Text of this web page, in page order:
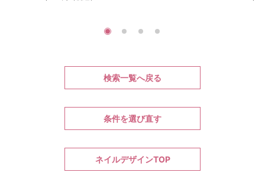
検索一覧へ戻る
条件を選び直す
ネイルデザインTOP